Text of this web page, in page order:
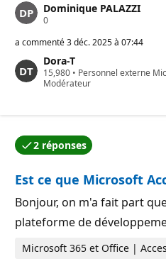
Dominique PALAZZI
0P
i
t
s
d
u
t
a
i
n
a commenté3 déc. 2025 à 07:44
Dora-T
15,980 P
o
d
e
r
p
t
a
t
o
n
• Personnel externe
Modérateur
2 réponses
L’une des réponses a
Est ce que Microsoft
Bonjour, on m'a fait part
plateforme de
Microsoft 365 et Office |